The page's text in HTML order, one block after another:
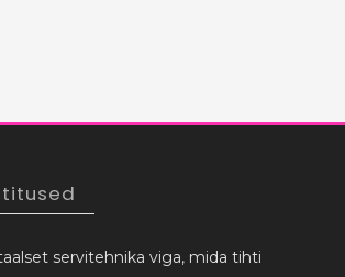
servitehnika viga, mida tihti